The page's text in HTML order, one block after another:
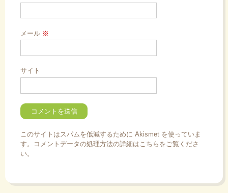
メール ※
サイト
このサイトはスパムを低減するために Akismet を使っていま
す。
コメントデータの処理方法の詳細はこちらをご覧くださ
い。